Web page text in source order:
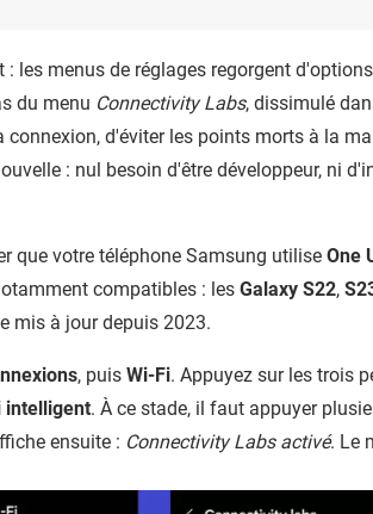
les menus de réglages regorgent
du menu Connectivity Labs, dissimulé
d'éviter les points morts à la
: nul besoin d'être développeur, ni
que votre téléphone Samsung utilise One
compatibles : les Galaxy S22,
mis à jour depuis 2023.
, puis Wi-Fi. Appuyez sur les trois
intelligent. À ce stade, il faut appuyer
ensuite : Connectivity Labs activé. Le